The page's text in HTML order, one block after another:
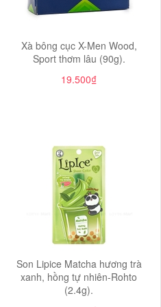
Xà bông cục X-Men Wood,
Sport thơm lâu (90g).
19.500₫
Son Lipice Matcha hương trà
xanh, hồng tự nhiên-Rohto
(2.4g).